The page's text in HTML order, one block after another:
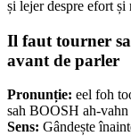
și lejer despre efort și
Il faut tourner sa
avant de parler
Pronunție: eel foh
sah BOOSH ah-
Sens: Gândește